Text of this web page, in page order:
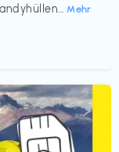
Mehr